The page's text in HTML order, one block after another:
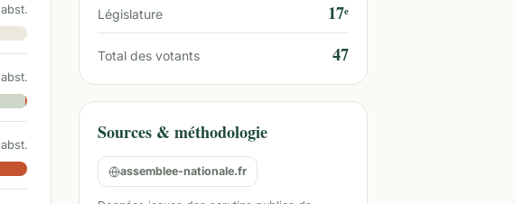
abst.
abst.
abst.
Législature 17ᵉ
Total des votants 47
Sources & méthodologie
assemblee-nationale.fr